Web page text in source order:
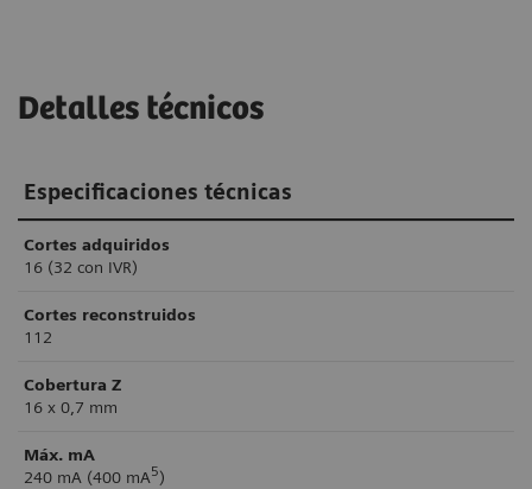
Detalles técnicos
Especificaciones técnicas
Cortes adquiridos
16 (32 con IVR)
Cortes reconstruidos
112
Cobertura Z
16 x 0,7 mm
Máx. mA
240 mA (400 mA5)